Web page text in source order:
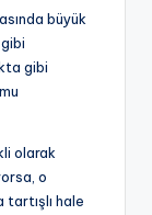
büyük
gibi
olarak
o
tartışlı hale